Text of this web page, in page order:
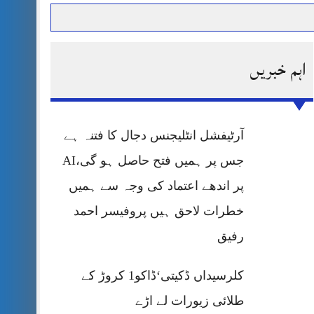
پر قربان
پریس کانفرنس
اہم خبریں
آرٹیفشل انٹلیجنس دجال کا فتنہ ہے
جس پر ہمیں فتح حاصل ہو گی،AI
پر اندھے اعتماد کی وجہ سے ہمیں
خطرات لاحق ہیں پروفیسر احمد
رفیق
کلرسیداں ڈکیتی‘ڈاکو1 کروڑ کے
طلائی زیورات لے اڑے